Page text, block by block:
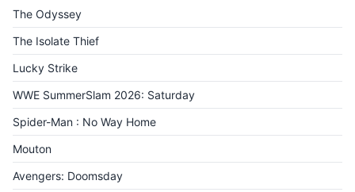
The Odyssey
The Isolate Thief
Lucky Strike
WWE SummerSlam 2026: Saturday
Spider-Man : No Way Home
Mouton
Avengers: Doomsday